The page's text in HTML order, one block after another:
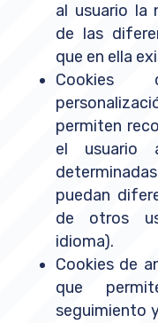
al usuario la
de las
que en ella
Cookies
permiten
el usuario
puedan
de otros
idioma).
Cookies de
que
seguimiento